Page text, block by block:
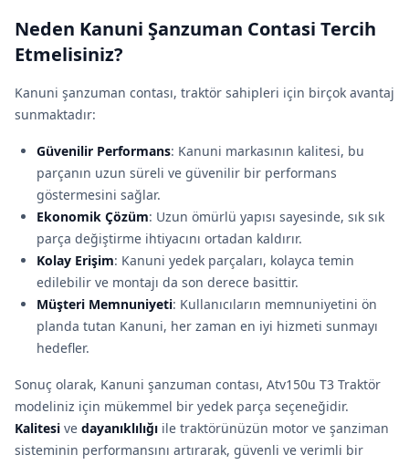
Neden Kanuni Şanzuman Contasi Tercih
Etmelisiniz?
Kanuni şanzuman contası, traktör sahipleri için birçok avantaj
sunmaktadır:
Güvenilir Performans: Kanuni markasının kalitesi, bu
parçanın uzun süreli ve güvenilir bir performans
göstermesini sağlar.
Ekonomik Çözüm: Uzun ömürlü yapısı sayesinde, sık sık
parça değiştirme ihtiyacını ortadan kaldırır.
Kolay Erişim: Kanuni yedek parçaları, kolayca temin
edilebilir ve montajı da son derece basittir.
Müşteri Memnuniyeti: Kullanıcıların memnuniyetini ön
planda tutan Kanuni, her zaman en iyi hizmeti sunmayı
hedefler.
Sonuç olarak, Kanuni şanzuman contası, Atv150u T3 Traktör
modeliniz için mükemmel bir yedek parça seçeneğidir.
Kalitesi ve dayanıklılığı ile traktörünüzün motor ve şanziman
sisteminin performansını artırarak, güvenli ve verimli bir